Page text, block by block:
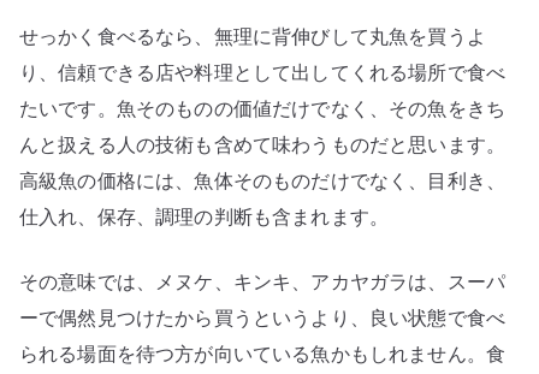
せっかく食べるなら、無理に背伸びして丸魚を買うよ
り、信頼できる店や料理として出してくれる場所で食べ
たいです。魚そのものの価値だけでなく、その魚をきち
んと扱える人の技術も含めて味わうものだと思います。
高級魚の価格には、魚体そのものだけでなく、目利き、
仕入れ、保存、調理の判断も含まれます。
その意味では、メヌケ、キンキ、アカヤガラは、スーパ
ーで偶然見つけたから買うというより、良い状態で食べ
られる場面を待つ方が向いている魚かもしれません。食